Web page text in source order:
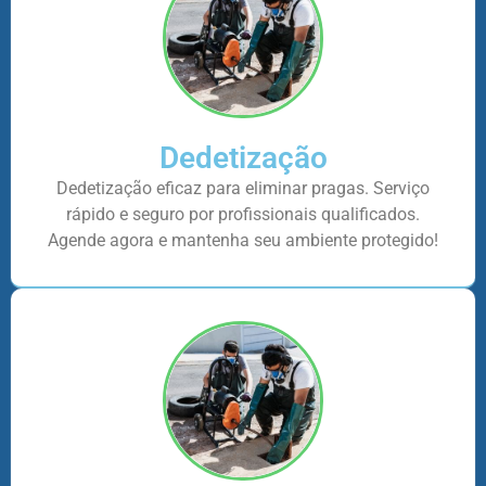
Dedetização
Dedetização eficaz para eliminar pragas. Serviço
rápido e seguro por profissionais qualificados.
Agende agora e mantenha seu ambiente protegido!